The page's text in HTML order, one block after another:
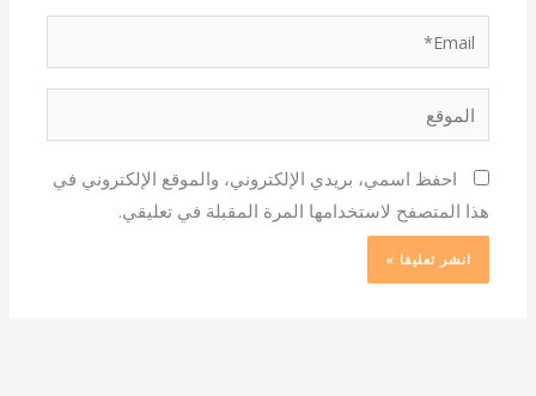
Email*
الموقع
احفظ اسمي، بريدي الإلكتروني، والموقع الإلكتروني في
هذا المتصفح لاستخدامها المرة المقبلة في تعليقي.